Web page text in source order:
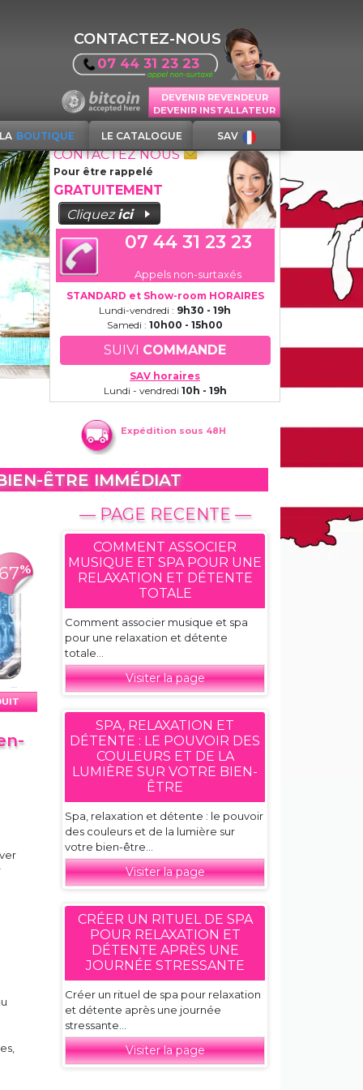
CONTACTEZ-NOUS
07 44 31 23 23
DEVENIR REVENDEUR
DEVENIR INSTALLATEUR
LA BOUTIQUE LE CATALOGUE SAV
CONTACTEZ NOUS
Pour être rappelé
GRATUITEMENT
Cliquezici
07 44 31 23 23
Appels non-surtaxés
STANDARD et Show-room HORAIRES
Lundi-vendredi : 9h30 - 19h
Samedi : 10h00 - 15h00
SUIVI COMMANDE
SAV horaires
Lundi - vendredi 10h - 19h
Expédition sous 48H
ÊTRE IMMÉDIAT
%
— PAGE RECENTE —
COMMENT ASSOCIER
MUSIQUE ET SPA POUR UNE
RELAXATION ET DÉTENTE
TOTALE
Comment associer musique et spa
pour une relaxation et détente
totale...
Visiter la page
SPA, RELAXATION ET
DÉTENTE : LE POUVOIR DES
COULEURS ET DE LA
LUMIÈRE SUR VOTRE BIEN-
ÊTRE
Spa, relaxation et détente : le pouvoir
des couleurs et de la lumière sur
votre bien-être...
Visiter la page
CRÉER UN RITUEL DE SPA
POUR RELAXATION ET
DÉTENTE APRÈS UNE
JOURNÉE STRESSANTE
Créer un rituel de spa pour relaxation
et détente après une journée
stressante...
Visiter la page